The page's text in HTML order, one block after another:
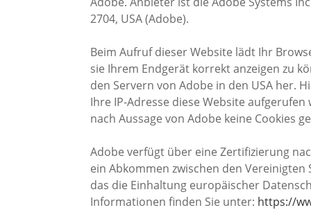
2704, USA (Adobe).
Beim Aufruf dieser Website lädt Ihr
sie Ihrem Endgerät korrekt anzeigen zu
den Servern von Adobe in den USA her.
Ihre IP-Adresse diese Website
nach Aussage von Adobe keine Cookies
Adobe verfügt über eine Zertifizierung
ein Abkommen zwischen den
das die Einhaltung europäischer
Informationen finden Sie unter: https://